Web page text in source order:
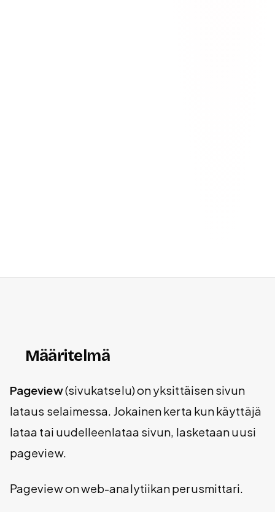
Määritelmä
Pageview(sivukatselu) on yksittäisen sivun
lataus selaimessa. Jokainen kerta kun käyttäjä
lataa tai uudelleenlataa sivun, lasketaan uusi
pageview.
Pageview on web-analytiikan perusmittari.